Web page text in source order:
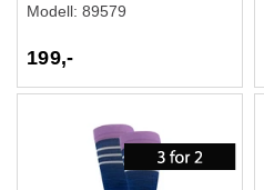
Modell: 89579
199,-